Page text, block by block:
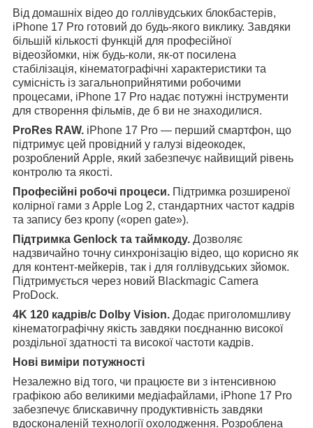
Від домашніх відео до голлівудських блокбастерів,
iPhone 17 Pro готовий до будь-якого виклику. Завдяки
більшій кількості функцій для професійної
відеозйомки, ніж будь-коли, як-от посилена
стабілізація, кінематографічні характеристики та
сумісність із загальноприйнятими робочими
процесами, iPhone 17 Pro надає потужні інструменти
для створення фільмів, де б ви не знаходилися.
ProRes RAW. iPhone 17 Pro — перший смартфон, що
підтримує цей провідний у галузі відеокодек,
розроблений Apple, який забезпечує найвищий рівень
контролю та якості.
Професійні робочі процеси. Підтримка розширеної
колірної гами з Apple Log 2, стандартних частот кадрів
та запису без кропу («open gate»).
Підтримка Genlock та таймкоду. Дозволяє
надзвичайно точну синхронізацію відео, що корисно як
для контент-мейкерів, так і для голлівудських зйомок.
Підтримується через новий Blackmagic Camera
ProDock.
4K 120 кадрів/с Dolby Vision. Додає приголомшливу
кінематографічну якість завдяки поєднанню високої
роздільної здатності та високої частоти кадрів.
Нові виміри потужності
Незалежно від того, чи працюєте ви з інтенсивною
графікою або великими медіафайлами, iPhone 17 Pro
забезпечує блискавичну продуктивність завдяки
вдосконаленій технології охолодження. Розроблена